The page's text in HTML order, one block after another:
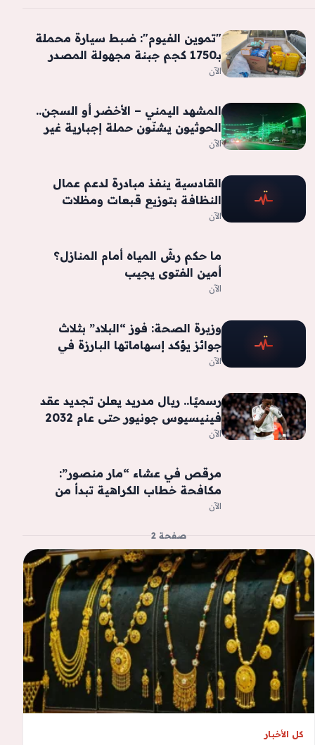
"تموين الفيوم": ضبط سيارة محملة
بـ1750 كجم جبنة مجهولة المصدر
وفاسدة| صور
الآن
المشهد اليمني – الأخضر أو السجن..
الحوثيون يشنّون حملة إجبارية غير
مسبوقة على التجار قبل المولد
الآن
القادسية ينفذ مبادرة لدعم عمال
النظافة بتوزيع قبعات ومظلات
الآن
ما حكم رشّ المياه أمام المنازل؟
أمين الفتوى يجيب
الآن
وزيرة الصحة: فوز “البلاد” بثلاث
جوائز يؤكد إسهاماتها البارزة في
مسيرة الصحافة الوطنية
الآن
رسميًا.. ريال مدريد يعلن تجديد عقد
فينيسيوس جونيور حتى عام 2032
الآن
مرقص في عشاء “مار منصور”:
مكافحة خطاب الكراهية تبدأ من
ثقافة الحوار والعطاء
الآن
صفحة 2
كل الأخبار